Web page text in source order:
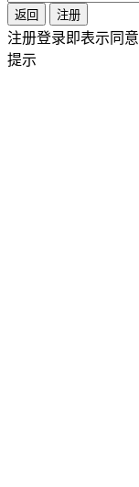
返回 注册
注册登录即表示同意
提示